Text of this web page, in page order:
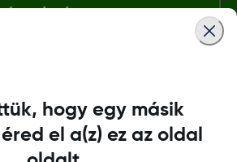
hogy egy másik
el a(z) ez az oldal